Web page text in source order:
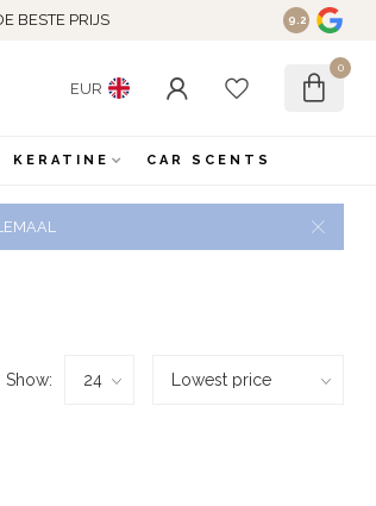
BESTE PRIJS 9.2
EUR
0
KERATINE CAR SCENTS
Show: